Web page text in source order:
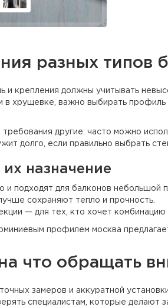
разных типов
крепления должны учитывать
хрущевке, важно выбирать
другие: часто можно
долго, если правильно выбрать
назначение
подходят для балконов небольшой
сохраняют тепло и прочность.
— для тех, кто хочет комбинацию
профилем москва
что обращать
замеров и аккуратной
специалистам, которые делают